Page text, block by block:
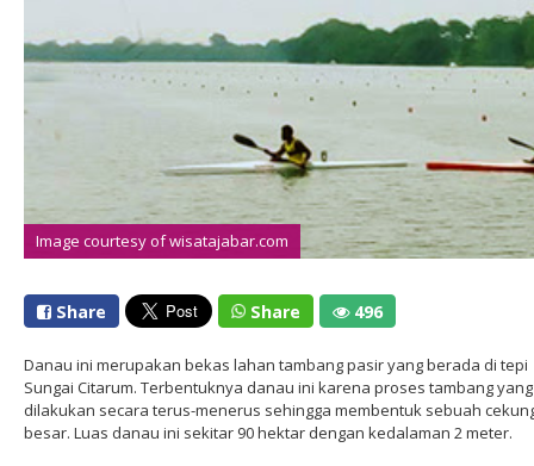
Image courtesy of wisatajabar.com
Share Share 496
Danau ini merupakan bekas lahan tambang pasir yang berada di tepi
Sungai Citarum. Terbentuknya danau ini karena proses tambang yang
dilakukan secara terus-menerus sehingga membentuk sebuah
besar. Luas danau ini sekitar 90 hektar dengan kedalaman 2 meter.